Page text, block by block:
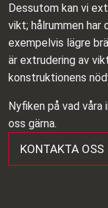
Dessutom kan vi
vikt; hålrummen har
exempelvis lägre
är extrudering av
konstruktionens
Nyfiken på vad
oss gärna.
KONTAKTA OSS